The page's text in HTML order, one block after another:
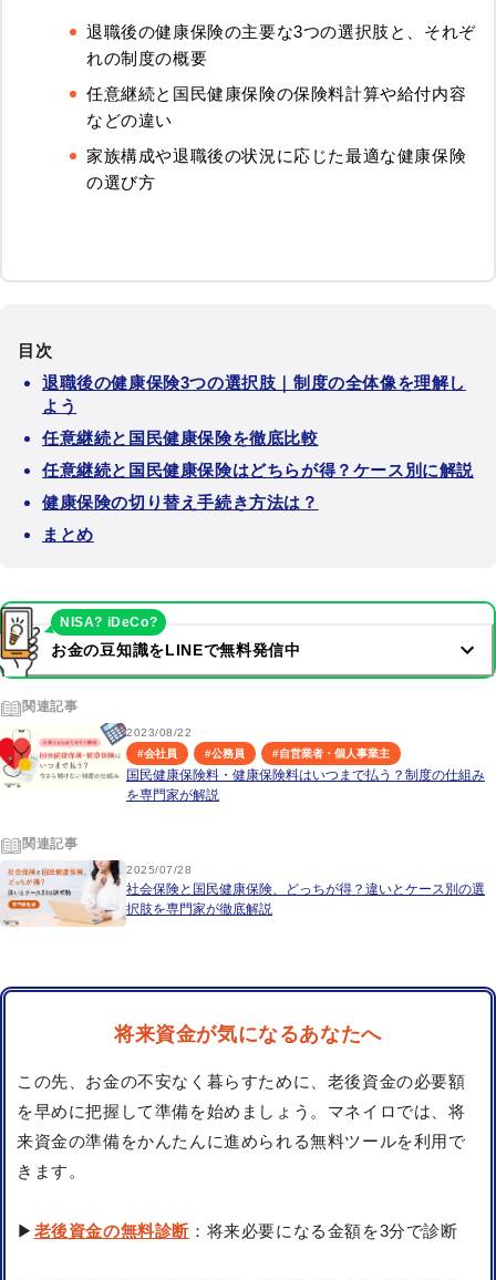
退職後の健康保険の主要な3つの選択肢と、それぞ
れの制度の概要
任意継続と国民健康保険の保険料計算や給付内容
などの違い
家族構成や退職後の状況に応じた最適な健康保険
の選び方
目次
退職後の健康保険3つの選択肢｜制度の全体像を理解し
よう
任意継続と国民健康保険を徹底比較
任意継続と国民健康保険はどちらが得？ケース別に解説
健康保険の切り替え手続き方法は？
まとめ
お金の豆知識をLINEで無料発信中
NISA? iDeCo?
関連記事
2023/08/22
#会社員 #公務員 #自営業者・個人事業主
国民健康保険料・健康保険料はいつまで払う？制度の仕組み
を専門家が解説
関連記事
2025/07/28
社会保険と国民健康保険、どっちが得？違いとケース別の選
択肢を専門家が徹底解説
将来資金が気になるあなたへ
この先、お金の不安なく暮らすために、老後資金の必要額
を早めに把握して準備を始めましょう。マネイロでは、将
来資金の準備をかんたんに進められる無料ツールを利用で
きます。
▶ 老後資金の無料診断 ：将来必要になる金額を3分で診断